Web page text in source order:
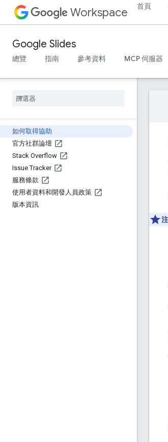
Workspace 首頁
Google Slides
總覽 指南 參考資料 MCP 伺服器
如何取得協助
官方社群論壇
Stack Overflow
Issue Tracker
服務條款
使用者資料和開發人員政策
版本資訊